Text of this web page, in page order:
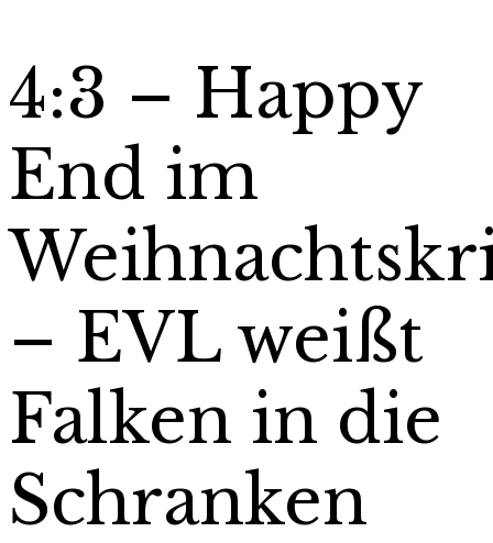
4:3 – Happy
End im
– EVL weißt
Falken in die
Schranken